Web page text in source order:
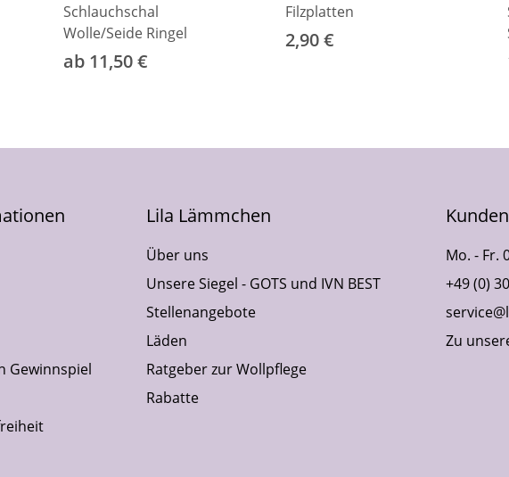
Schlauchschal
Wolle/Seide Ringel
ab 11,50 €
Filzplatten
2,90 €
Gewinnspiel
Lila Lämmchen
Über uns
Unsere Siegel - GOTS und IVN BEST
Stellenangebote
Läden
Ratgeber zur Wollpflege
Rabatte
Mo. - Fr.
+49 (0)
Zu